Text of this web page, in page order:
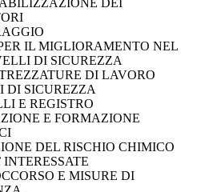
IL MIGLIORAMENTO NEL
DI SICUREZZA
DI LAVORO
DI SICUREZZA
E REGISTRO
E FORMAZIONE
DEL RISCHIO CHIMICO
INTERESSATE
E MISURE DI